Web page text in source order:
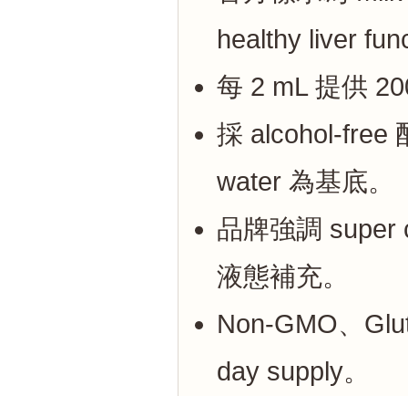
healthy liver
每 2 mL 提供
採 alcohol-free
water 為基底。
品牌強調 super
液態補充。
Non-GMO、
day supply。